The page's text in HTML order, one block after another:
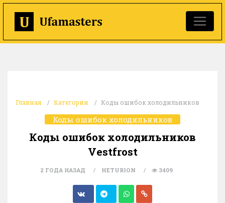
Главная Категории Коды ошибок холодильников
Коды ошибок холодильников
Коды ошибок холодильников
Vestfrost
2 ГОДА НАЗАД HETURION 3409